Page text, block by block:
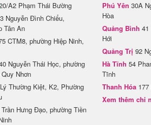
A2 Phạm Thái Bường
Nguyễn Đình Chiểu,
Tân An
CTM8, phường Hiệp Ninh,
Nguyễn Thái Học, phường
Nhơn
Thường Kiệt, K2, Phường
Hưng Đạo, phường Tiền
Phú Yên 30A
Hòa
Quảng Bình 41
Hới
Quảng Trị 92
Hà Tĩnh 54
Tĩnh
Thanh Hóa
Xem thêm chi